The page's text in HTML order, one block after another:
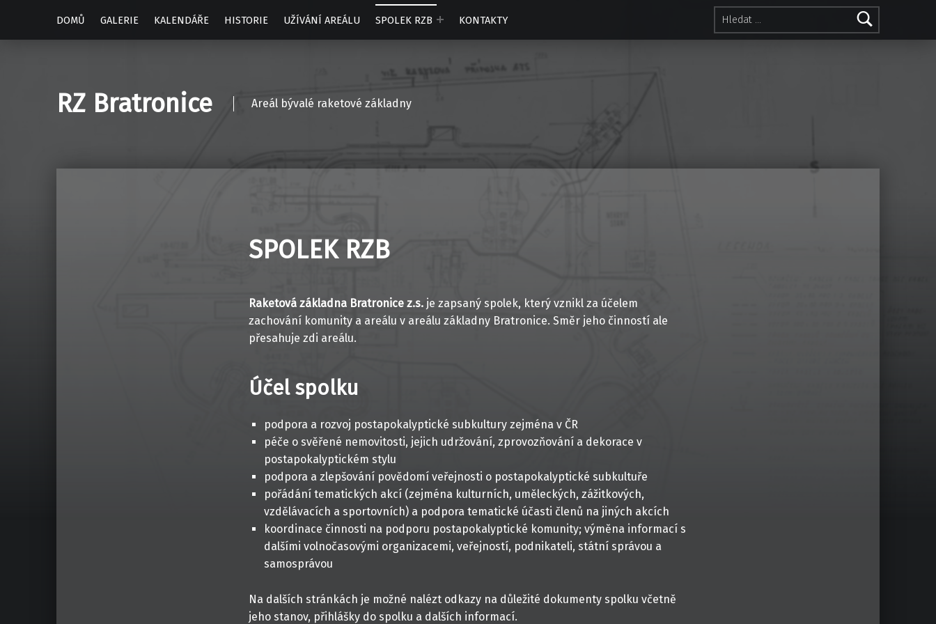
Vyhledávání
DOMŮ
GALERIE KALENDÁŘE HISTORIE UŽÍVÁNÍ AREÁLU SPOLEK RZB KONTAKTY
RZ Bratronice Areál bývalé raketové základny
SPOLEK RZB
Raketová základna Bratronice z.s. je zapsaný spolek, který vznikl za účelem
zachování komunity a areálu v areálu základny Bratronice. Směr jeho činností ale
přesahuje zdi areálu.
Účel spolku
podpora a rozvoj postapokalyptické subkultury zejména v ČR
péče o svěřené nemovitosti, jejich udržování, zprovozňování a dekorace v
postapokalyptickém stylu
podpora a zlepšování povědomí veřejnosti o postapokalyptické subkultuře
pořádání tematických akcí (zejména kulturních, uměleckých, zážitkových,
vzdělávacích a sportovních) a podpora tematické účasti členů na jiných akcích
koordinace činnosti na podporu postapokalyptické komunity; výměna informací s
dalšími volnočasovými organizacemi, veřejností, podnikateli, státní správou a
samosprávou
Na dalších stránkách je možné nalézt odkazy na důležité dokumenty spolku včetně
jeho stanov, přihlášky do spolku a dalších informací.